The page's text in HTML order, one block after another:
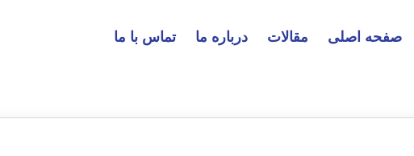
صفحه اصلی مقالات درباره ما تماس با ما